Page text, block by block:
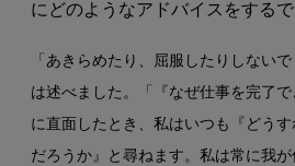
にどのようなアドバイスをする
「あきらめたり、屈服したりしない
は述べました。「『なぜ仕事を完了
に直面したとき、私はいつも『どう
だろうか』と尋ねます。私は常に我